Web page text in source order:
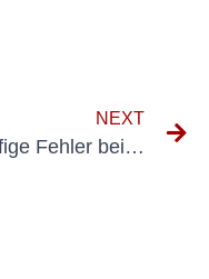
NEXT
Häufige Fehler bei der Hubwagen-Inspektion, die Sie vermeiden sollten